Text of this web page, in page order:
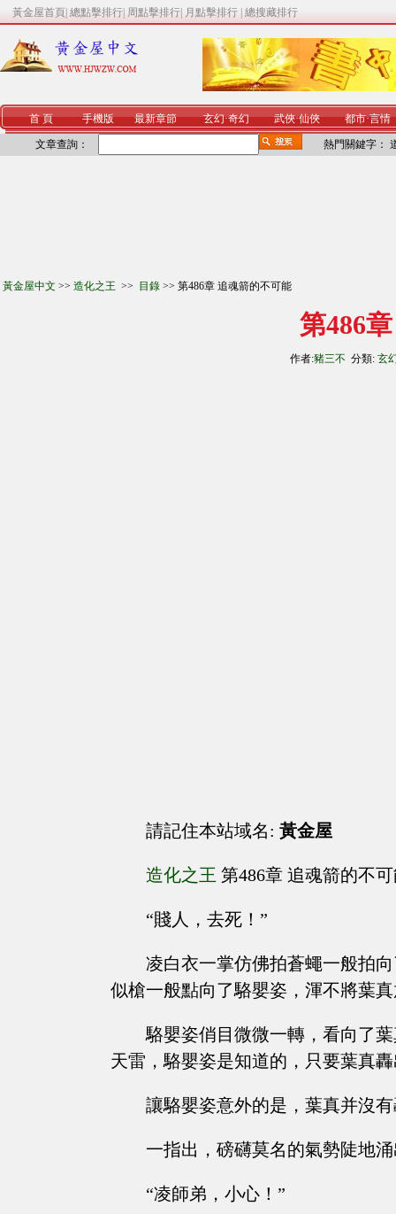
黃金屋首頁 總點擊排行 周點擊排行 月點擊排行 總搜藏排行
首 頁 手機版 最新章節 玄幻·奇幻 武俠·仙俠 都市·言情
文章查詢： 熱門關鍵字：
黃金屋中文 >> 造化之王 >> 目錄 >> 第486章 追魂箭的不可能
第486
作者:豬三不 分類: 玄
請記住本站域名: 黃金屋
造化之王 第486章 追魂箭的不
“賤人，去死！”
凌白衣一掌仿佛拍蒼蠅一般拍
似槍一般點向了駱嬰姿，渾不將葉
駱嬰姿俏目微微一轉，看向了
天雷，駱嬰姿是知道的，只要葉真
讓駱嬰姿意外的是，葉真并沒
一指出，磅礴莫名的氣勢陡地
“凌師弟，小心！”